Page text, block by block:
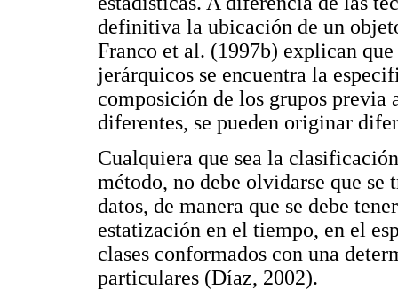
definitiva la ubicación de un
Franco et al. (1997b) explican
jerárquicos se encuentra la
composición de los grupos
diferentes, se pueden originar
Cualquiera que sea la
método, no debe olvidarse que
datos, de manera que se debe
estatización en el tiempo, en el
clases conformados con una
particulares (Díaz, 2002).